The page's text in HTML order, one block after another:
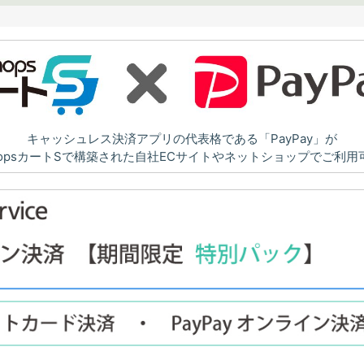
キャッシュレス決済アプリの代表格である「PayPay」が
カートSで構築された自社ECサイトやネットショップでご利用